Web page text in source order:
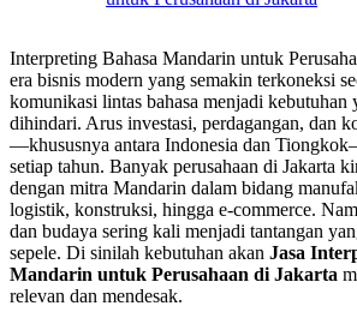
Interpreting Bahasa Mandarin untuk
era bisnis modern yang semakin terkoneksi
komunikasi lintas bahasa menjadi kebutuhan
dihindari. Arus investasi, perdagangan, dan
—khususnya antara Indonesia dan
setiap tahun. Banyak perusahaan di Jakarta
dengan mitra Mandarin dalam bidang
logistik, konstruksi, hingga e-commerce.
dan budaya sering kali menjadi tantangan
sepele. Di sinilah kebutuhan akan Jasa
Mandarin untuk Perusahaan di Jakarta
relevan dan mendesak.